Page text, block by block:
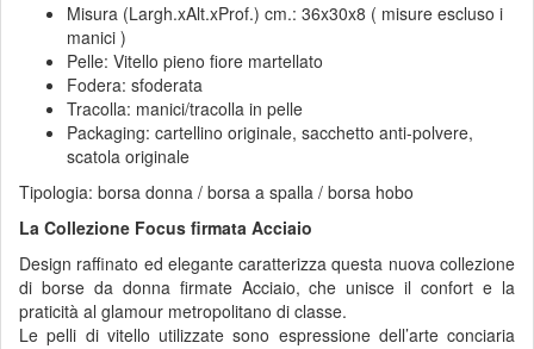
Misura (Largh.xAlt.xProf.) cm.: 36x30x8 ( misure escluso i
manici )
Pelle: Vitello pieno fiore martellato
Fodera: sfoderata
Tracolla: manici/tracolla in pelle
Packaging: cartellino originale, sacchetto anti-polvere,
scatola originale
Tipologia: borsa donna / borsa a spalla / borsa hobo
La Collezione Focus firmata Acciaio
Design raffinato ed elegante caratterizza questa nuova collezione
di borse da donna firmate Acciaio, che unisce il confort e la
praticità al glamour metropolitano di classe.
Le pelli di vitello utilizzate sono espressione dell’arte conciaria